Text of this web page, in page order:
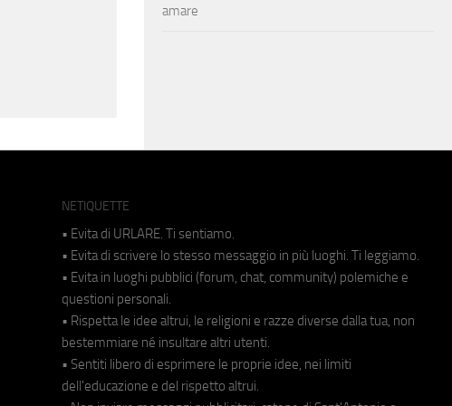
amare
NETIQUETTE
• Evita di URLARE. Ti sentiamo.
• Evita di scrivere lo stesso messaggio in più luoghi. Ti leggiamo.
• Evita in luoghi pubblici (forum, chat, community) polemiche e
questioni personali.
• Rispetta le idee altrui, le religioni e razze diverse dalla tua, non
bestemmiare né insultare altri utenti.
• Sentiti libero di esprimere le proprie idee, nei limiti
dell'educazione e del rispetto altrui.